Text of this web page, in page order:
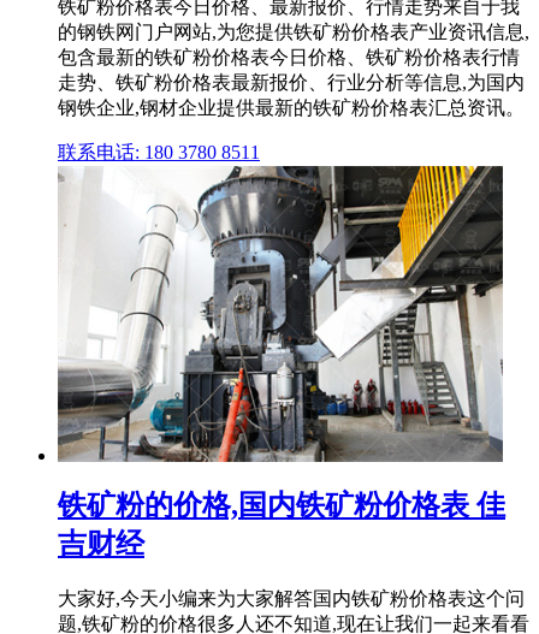
铁矿粉价格表今日价格、最新报价、行情走势来自于我
的钢铁网门户网站,为您提供铁矿粉价格表产业资讯信息,
包含最新的铁矿粉价格表今日价格、铁矿粉价格表行情
走势、铁矿粉价格表最新报价、行业分析等信息,为国内
钢铁企业,钢材企业提供最新的铁矿粉价格表汇总资讯。
联系电话: 180 3780 8511
铁矿粉的价格,国内铁矿粉价格表 佳
吉财经
大家好,今天小编来为大家解答国内铁矿粉价格表这个问
题,铁矿粉的价格很多人还不知道,现在让我们一起来看看